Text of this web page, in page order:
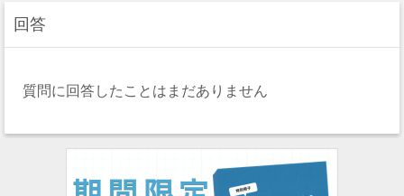
回答
質問に回答したことはまだありません